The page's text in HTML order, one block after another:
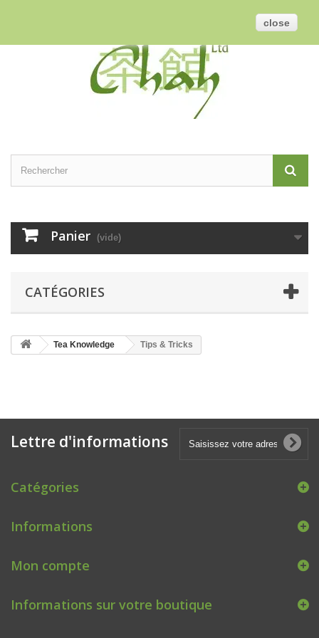
Connexion
Panier (vide)
CATÉGORIES
Tea Knowledge Tips & Tricks
Lettre d'informations
Catégories
Informations
Mon compte
Informations sur votre boutique
close